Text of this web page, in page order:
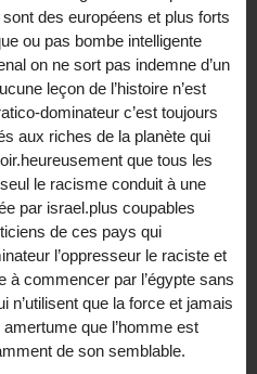
des européens et plus forts
ou pas bombe intelligente
on ne sort pas indemne d’un
leçon de l’histoire n’est
dominateur c’est toujours
aux riches de la planète qui
que tous les
le racisme conduit à une
par israel.plus coupables
de ces pays qui
l’oppresseur le raciste et
à commencer par l’égypte sans
n’utilisent que la force et jamais
que l’homme est
de son semblable.